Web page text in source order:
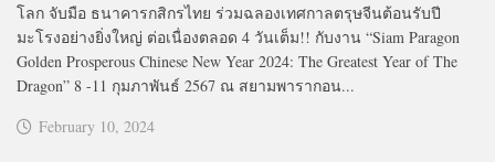
โลก จับมือ ธนาคารกสิกรไทย ร่วมฉลองเทศกาลตรุษจีนต้อนรับปี
มะโรงอย่างยิ่งใหญ่ ต่อเนื่องตลอด 4 วันเต็ม!! กับงาน “Siam Paragon
Golden Prosperous Chinese New Year 2024: The Greatest Year of The
Dragon” 8 -11 กุมภาพันธ์ 2567 ณ สยามพารากอน...
February 10, 2024